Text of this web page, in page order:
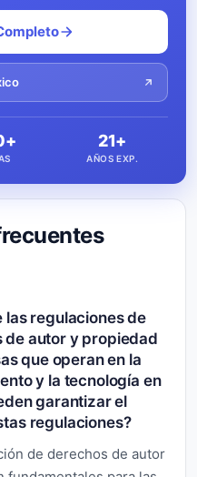
las regulaciones de
autor y propiedad
que operan en la
y la tecnología en
garantizar el
regulaciones?
de derechos de autor
21+
AÑOS EXP.